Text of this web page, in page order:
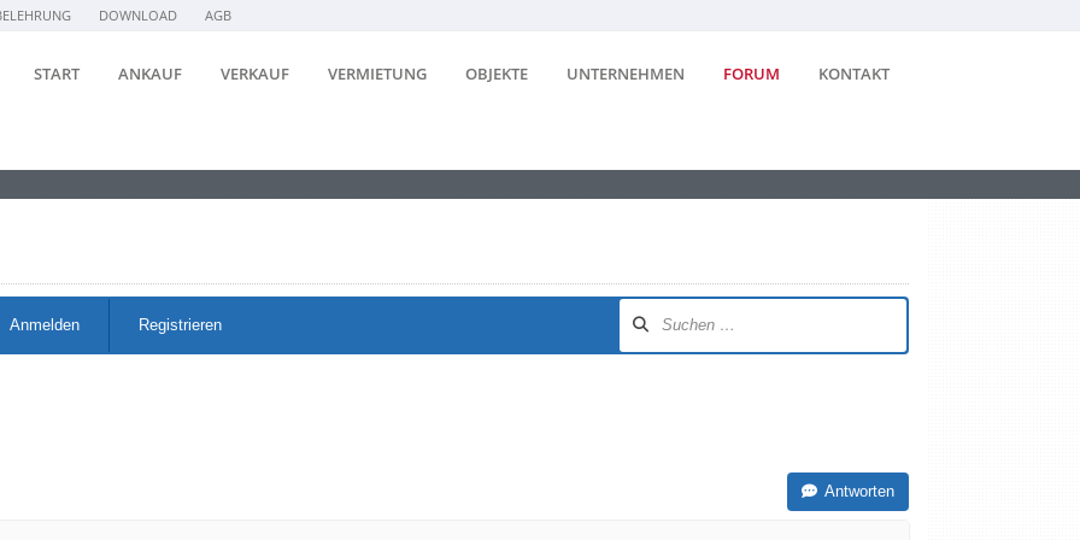
DOWNLOAD AGB
START ANKAUF VERKAUF VERMIETUNG OBJEKTE UNTERNEHMEN FORUM KONTAKT
Anmelden Registrieren
Antworten